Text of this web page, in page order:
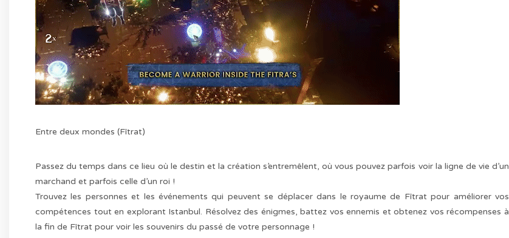
Entre deux mondes (Fîtrat)
Passez du temps dans ce lieu où le destin et la création s’entremêlent, où vous pouvez parfois voir la ligne de vie d’un
marchand et parfois celle d’un roi !
Trouvez les personnes et les événements qui peuvent se déplacer dans le royaume de Fîtrat pour améliorer vos
compétences tout en explorant Istanbul. Résolvez des énigmes, battez vos ennemis et obtenez vos récompenses à
la fin de Fîtrat pour voir les souvenirs du passé de votre personnage !